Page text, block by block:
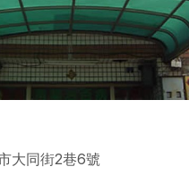
大同街2巷6號